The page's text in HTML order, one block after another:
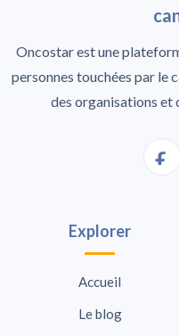
Oncostar est une
personnes touchées par le
des organisations et
Explorer
Accueil
Le blog